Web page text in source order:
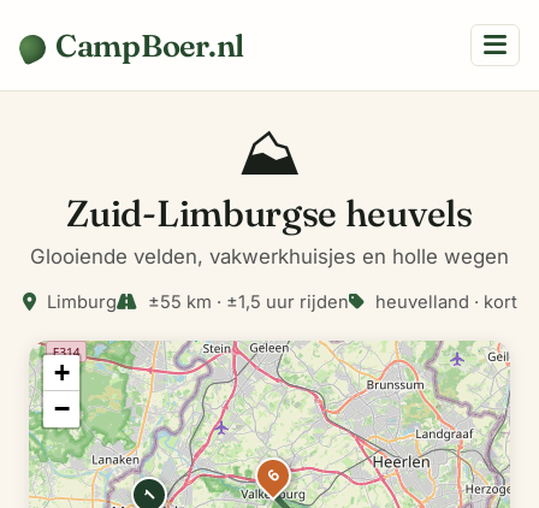
CampBoer.nl
⛰️
Zuid-Limburgse heuvels
Glooiende velden, vakwerkhuisjes en holle wegen
Limburg ±55 km · ±1,5 uur rijden heuvelland · kort
1
6
+
−